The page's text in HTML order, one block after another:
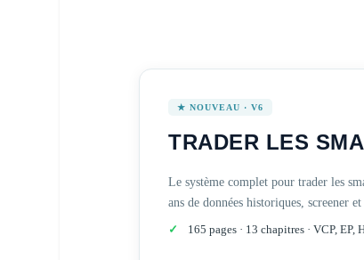
★ NOUVEAU · V6
TRADER LES
Le système complet pour trader les
ans de données historiques, screener
165 pages · 13 chapitres · VCP, EP,